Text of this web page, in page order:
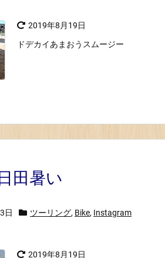
2019年8月19日
ドデカイあまおうスムージー
田暑い
日 ツーリング, Bike, Instagram
2019年8月19日